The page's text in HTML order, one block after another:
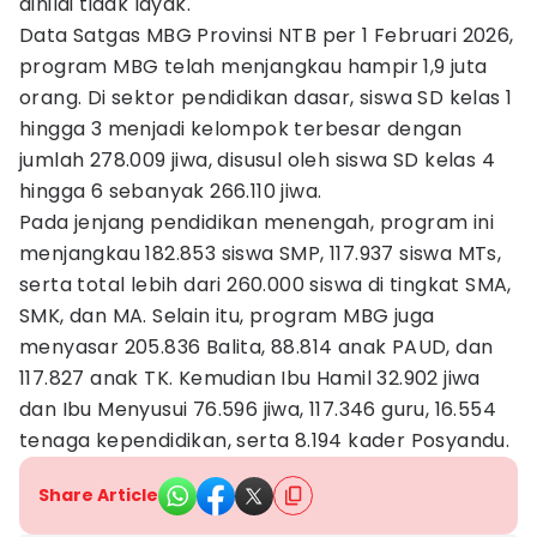
Data Satgas MBG Provinsi NTB per 1 Februari 2026,
program MBG telah menjangkau hampir 1,9 juta
orang. Di sektor pendidikan dasar, siswa SD kelas 1
hingga 3 menjadi kelompok terbesar dengan
jumlah 278.009 jiwa, disusul oleh siswa SD kelas 4
hingga 6 sebanyak 266.110 jiwa.
Pada jenjang pendidikan menengah, program ini
menjangkau 182.853 siswa SMP, 117.937 siswa MTs,
serta total lebih dari 260.000 siswa di tingkat SMA,
SMK, dan MA. Selain itu, program MBG juga
menyasar 205.836 Balita, 88.814 anak PAUD, dan
117.827 anak TK. Kemudian Ibu Hamil 32.902 jiwa
dan Ibu Menyusui 76.596 jiwa, 117.346 guru, 16.554
tenaga kependidikan, serta 8.194 kader Posyandu.
Share Article